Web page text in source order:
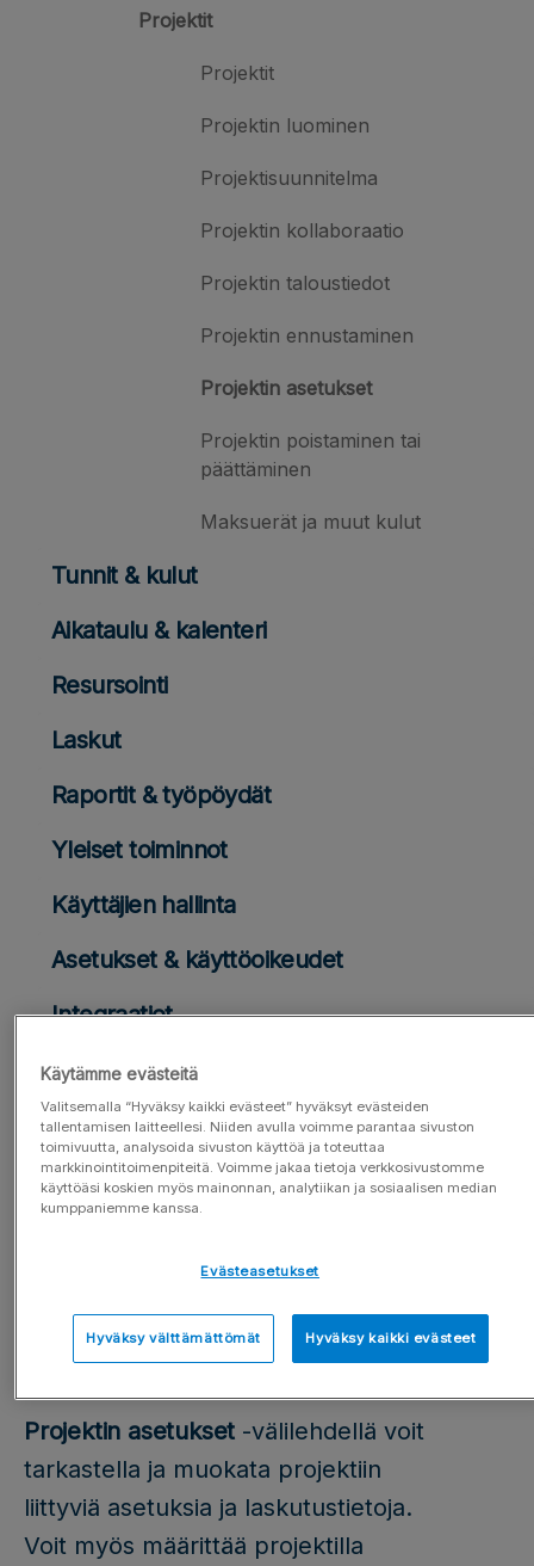
Projektit
Projektit
Projektin luominen
Projektisuunnitelma
Projektin kollaboraatio
Projektin taloustiedot
Projektin ennustaminen
Projektin asetukset
Projektin poistaminen tai
päättäminen
Maksuerät ja muut kulut
Tunnit & kulut
Aikataulu & kalenteri
Resursointi
Laskut
Raportit & työpöydät
Yleiset toiminnot
Käyttäjien hallinta
Asetukset & käyttöoikeudet
Integraatiot
Tietoturva
Videot & webinaarit
Severa-palvelulaskutus
Projektin asetukset
Päivitetty 08.05.2026
Projektin asetukset -välilehdellä voit
tarkastella ja muokata projektiin
liittyviä asetuksia ja laskutustietoja.
Voit myös määrittää projektilla
Käytämme evästeitä
Valitsemalla “Hyväksy kaikki evästeet” hyväksyt evästeiden
tallentamisen laitteellesi. Niiden avulla voimme parantaa sivuston
toimivuutta, analysoida sivuston käyttöä ja toteuttaa
markkinointitoimenpiteitä. Voimme jakaa tietoja verkkosivustomme
käyttöäsi koskien myös mainonnan, analytiikan ja sosiaalisen median
kumppaniemme kanssa.
Evästeasetukset
Hyväksy välttämättömät Hyväksy kaikki evästeet